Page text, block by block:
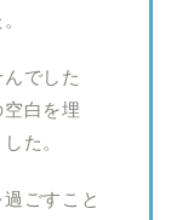
でした
白を埋
た。
ごすこと